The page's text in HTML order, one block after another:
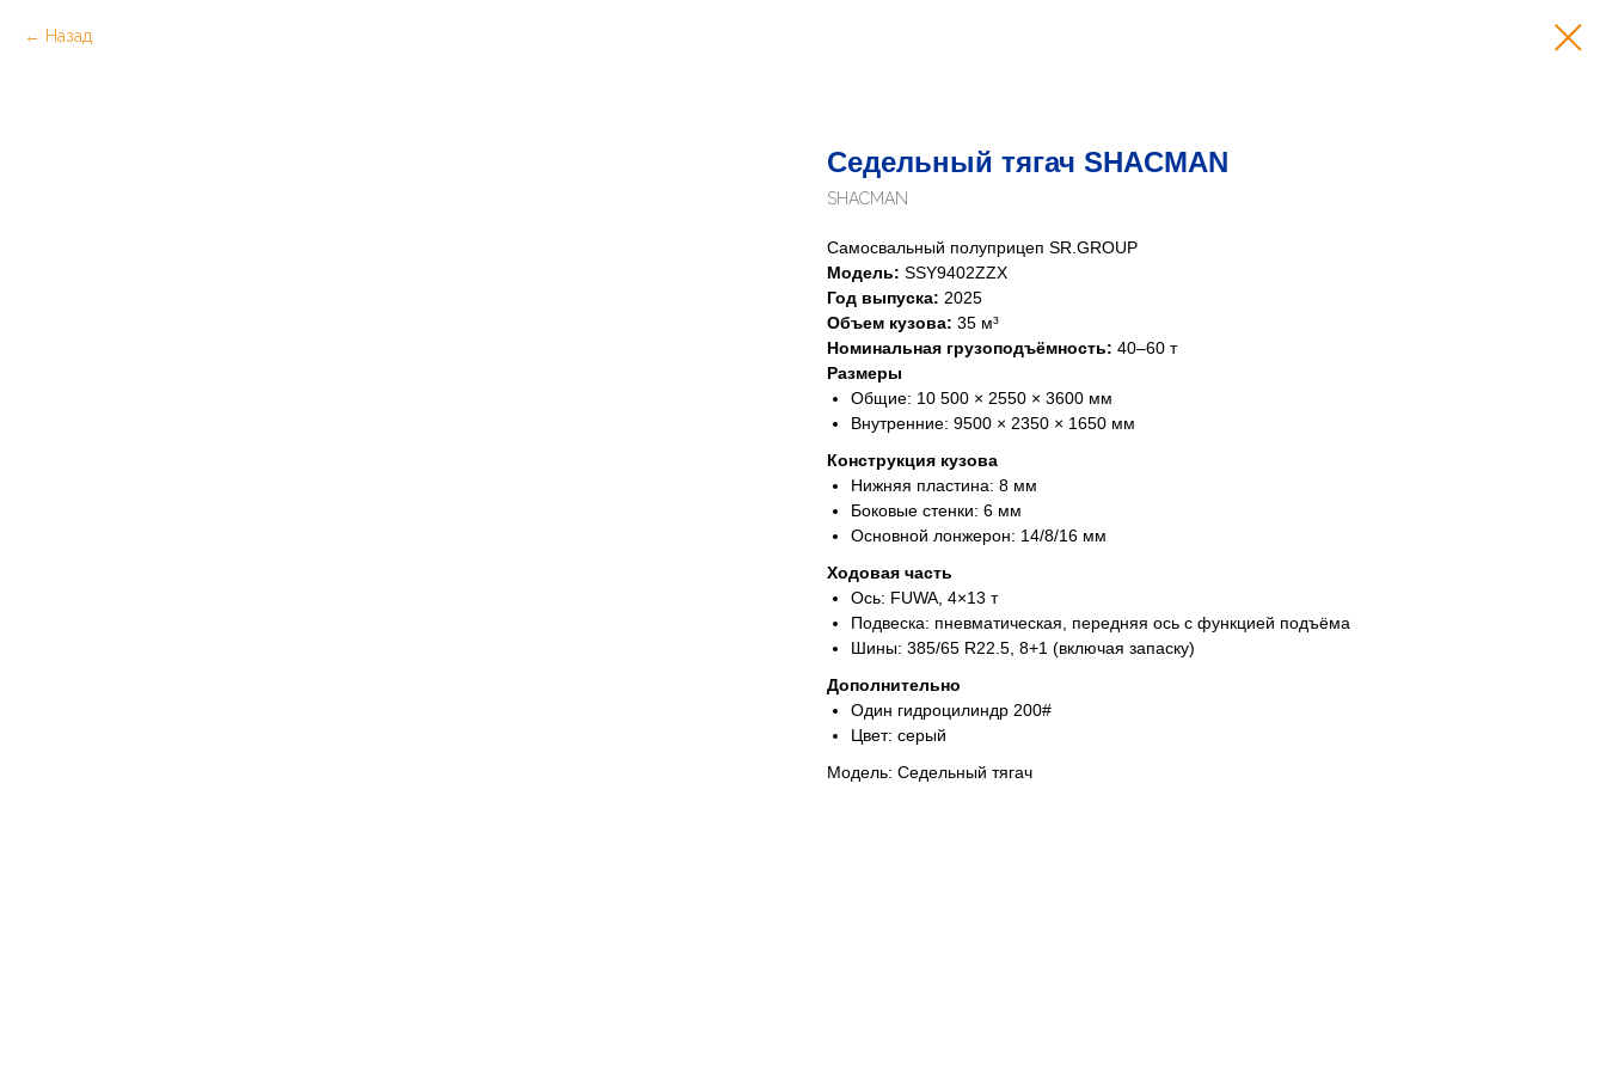
Назад
Седельный тягач SHACMAN
SHACMAN
Самосвальный полуприцеп SR.GROUP
Модель: SSY9402ZZX
Год выпуска: 2025
Объем кузова: 35 м³
Номинальная грузоподъёмность: 40–60 т
Размеры
Общие: 10 500 × 2550 × 3600 мм
Внутренние: 9500 × 2350 × 1650 мм
Конструкция кузова
Нижняя пластина: 8 мм
Боковые стенки: 6 мм
Основной лонжерон: 14/8/16 мм
Ходовая часть
Ось: FUWA, 4×13 т
Подвеска: пневматическая, передняя ось с функцией подъёма
Шины: 385/65 R22.5, 8+1 (включая запаску)
Дополнительно
Один гидроцилиндр 200#
Цвет: серый
Модель: Седельный тягач